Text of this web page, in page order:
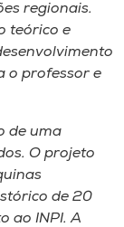
regionais.
teórico e
o professor e
de uma
O projeto
de 20
ao INPI. A